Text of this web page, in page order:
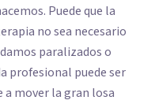
Puede que la
no sea necesario
paralizados o
profesional puede ser
a mover la gran losa